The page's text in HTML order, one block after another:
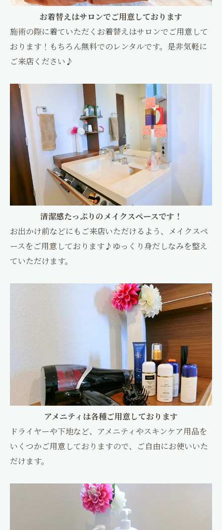
お着替えはサロンでご用意しております
施術の際に着ていただくお着替えはサロンでご用意して
おります！もちろん無料でのレンタルです。是非気軽に
ご来店ください♪
清潔感たっぷりのメイクスペースです！
お出かけ前などにもご来店いただけるよう、メイクスペ
ースをご用意しております♪ゆっくり身だしなみを整え
ていただけます。
アメニティは各種ご用意しております
ドライヤーや下地など、アメニティやスキンケア用品を
いくつかご用意しておりますので、ご自由にお使いいた
だけます。